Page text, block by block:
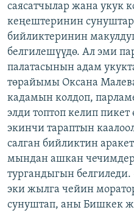
саясатчылар жана укук
кеңештеринин
бийликтеринин
белгилешүүдө. Ал эми
палатасынын адам
төрайымы Оксана
кадамын колдоп,
элди топтоп келип пикет
экинчи тараптын
салган бийликтин
мындан ашкан
тургандыгын
эки жылга чейин
сунуштап, аны Бишкек